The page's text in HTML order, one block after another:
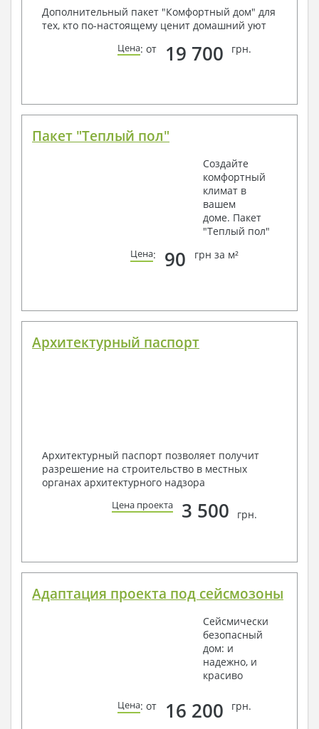
Дополнительный пакет "Комфортный дом" для
тех, кто по-настоящему ценит домашний уют
Цена: от 19 700 грн.
Пакет "Теплый пол"
Создайте
комфортный
климат в
вашем
доме. Пакет
"Теплый пол"
Цена: 90 грн за м²
Архитектурный паспорт
Архитектурный паспорт позволяет получит
разрешение на строительство в местных
органах архитектурного надзора
Цена проекта 3 500 грн.
Адаптация проекта под сейсмозоны
Сейсмически
безопасный
дом: и
надежно, и
красиво
Цена: от 16 200 грн.